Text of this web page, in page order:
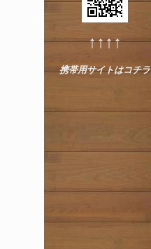
↑↑↑↑
携帯用サイトはコチラ